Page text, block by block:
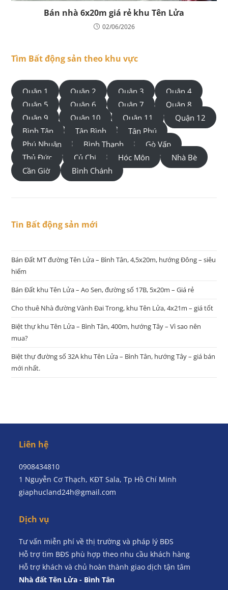
Bán nhà 6x20m giá rẻ khu Tên Lửa
02/06/2026
Tìm Bất động sản theo khu vực
Quận 1 Quận 2 Quận 3
Quận 4
Quận 5
Quận 6 Quận 7
Quận 8
Quận 9
Quận 10 Quận 11
Quận 12
Bình Tân
Tân Bình
Tân Phú
Phú Nhuận
Bình Thạnh
Gò Vấp
Thủ Đức
Củ Chi Hóc Môn
Nhà Bè
Cần Giờ
Bình Chánh
Tin Bất động sản mới
Bán Đất MT đường Tên Lửa – Bình Tân, 4,5x20m, hướng Đông – siêu
hiếm
Bán Đất khu Tên Lửa – Ao Sen, đường số 17B, 5x20m – Giá rẻ
Cho thuê Nhà đường Vành Đai Trong, khu Tên Lửa, 4x21m – giá tốt
Biệt thự khu Tên Lửa – Bình Tân, 400m, hướng Tây – Vì sao nên
mua?
Biệt thự đường số 32A khu Tên Lửa – Bình Tân, hướng Tây – giá bán
mới nhất.
Liên hệ
0908434810
1 Nguyễn Cơ Thạch, KĐT Sala, Tp Hồ Chí Minh
giaphucland24h@gmail.com
Dịch vụ
Tư vấn miễn phí về thị trường và pháp lý BĐS
Hỗ trợ tìm BĐS phù hợp theo nhu cầu khách hàng
Hỗ trợ khách và chủ hoàn thành giao dịch tận tâm
Nhà đất Tên Lửa - Bình Tân